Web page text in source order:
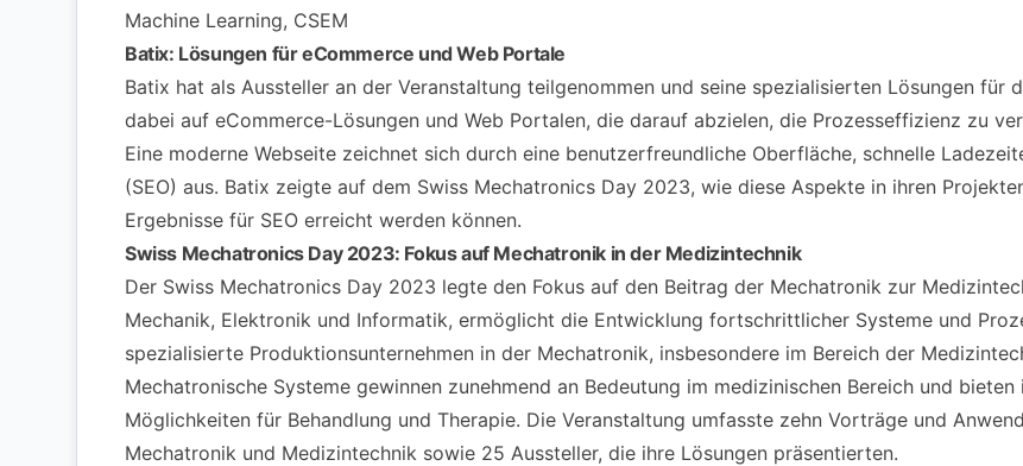
Machine Learning, CSEM
Batix: Lösungen für eCommerce und Web Portale
Batix hat als Aussteller an der Veranstaltung teilgenommen und seine spezialisierten Lösungen für
dabei auf eCommerce-Lösungen und Web Portalen, die darauf abzielen, die Prozesseffizienz zu
Eine moderne Webseite zeichnet sich durch eine benutzerfreundliche Oberfläche, schnelle
(SEO) aus. Batix zeigte auf dem Swiss Mechatronics Day 2023, wie diese Aspekte in ihren
Ergebnisse für SEO erreicht werden können.
Swiss Mechatronics Day 2023: Fokus auf Mechatronik in der Medizintechnik
Der Swiss Mechatronics Day 2023 legte den Fokus auf den Beitrag der Mechatronik zur
Mechanik, Elektronik und Informatik, ermöglicht die Entwicklung fortschrittlicher Systeme und
spezialisierte Produktionsunternehmen in der Mechatronik, insbesondere im Bereich der
Mechatronische Systeme gewinnen zunehmend an Bedeutung im medizinischen Bereich und
Möglichkeiten für Behandlung und Therapie. Die Veranstaltung umfasste zehn Vorträge und
Mechatronik und Medizintechnik sowie 25 Aussteller, die ihre Lösungen präsentierten.